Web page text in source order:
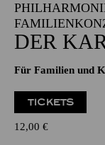
DER
Für Familien und
TICKETS
12,00 €